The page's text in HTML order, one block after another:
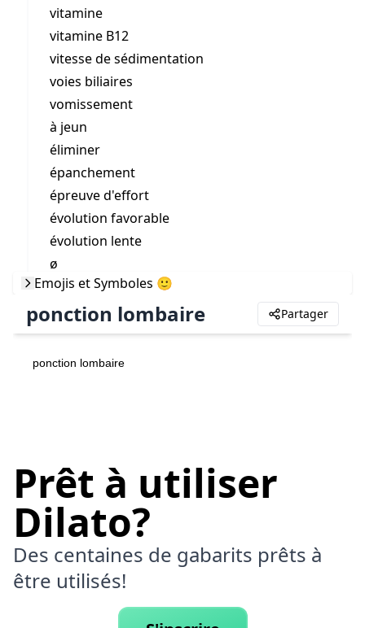
vitamine
vitamine B12
vitesse de sédimentation
voies biliaires
vomissement
à jeun
éliminer
épanchement
épreuve d'effort
évolution favorable
évolution lente
ø
Emojis et Symboles 🙂
ponction lombaire Partager
ponction lombaire
Prêt à utiliser
Dilato?
Des centaines de gabarits prêts à
être utilisés!